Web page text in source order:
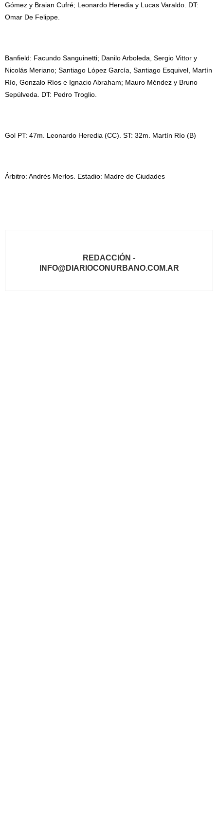
Gómez y Braian Cufré; Leonardo Heredia y Lucas Varaldo. DT:
Omar De Felippe.
Banfield: Facundo Sanguinetti; Danilo Arboleda, Sergio Vittor y
Nicolás Meriano; Santiago López García, Santiago Esquivel, Martín
Río, Gonzalo Ríos e Ignacio Abraham; Mauro Méndez y Bruno
Sepúlveda. DT: Pedro Troglio.
Gol PT: 47m. Leonardo Heredia (CC). ST: 32m. Martín Río (B)
Árbitro: Andrés Merlos. Estadio: Madre de Ciudades
REDACCIÓN -
INFO@DIARIOCONURBANO.COM.AR